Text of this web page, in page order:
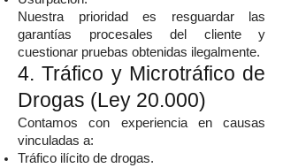
Nuestra prioridad es resguardar las
garantías procesales del cliente y
cuestionar pruebas obtenidas ilegalmente.
4. Tráfico y Microtráfico de
Drogas (Ley 20.000)
Contamos con experiencia en causas
vinculadas a:
Tráfico ilícito de drogas.